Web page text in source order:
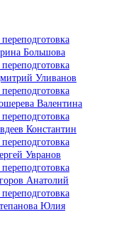
Большова
Уливанов
Валентина
Константин
Увранов
Анатолий
Юлия